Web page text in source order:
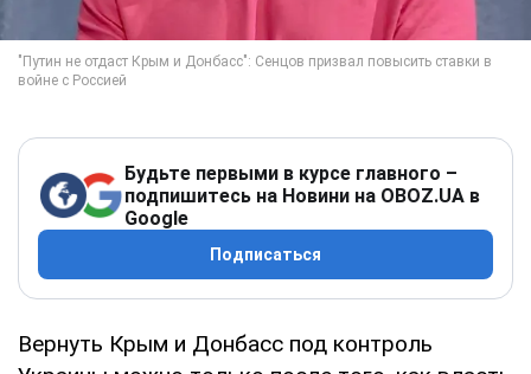
Будьте первыми в курсе главного –
подпишитесь на Новини на OBOZ.UA в
Google
Подписаться
Вернуть Крым и Донбасс под контроль